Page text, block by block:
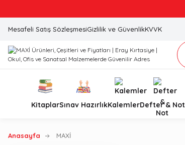
Mesafeli Satış SözleşmesiGizlilik ve GüvenlikKVVK
KitaplarSınav HazırlıkKalemlerDefter & Not
Anasayfa MAXİ